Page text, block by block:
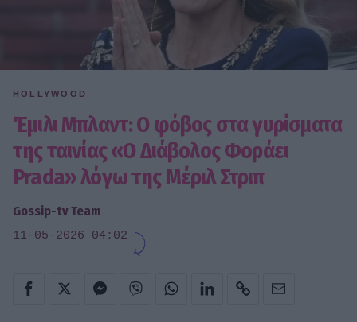
HOLLYWOOD
Έμιλι Μπλαντ: Ο φόβος στα γυρίσματα
της ταινίας «Ο Διάβολος Φοράει
Prada» λόγω της Μέριλ Στριπ
Gossip-tv Team
11-05-2026 04:02